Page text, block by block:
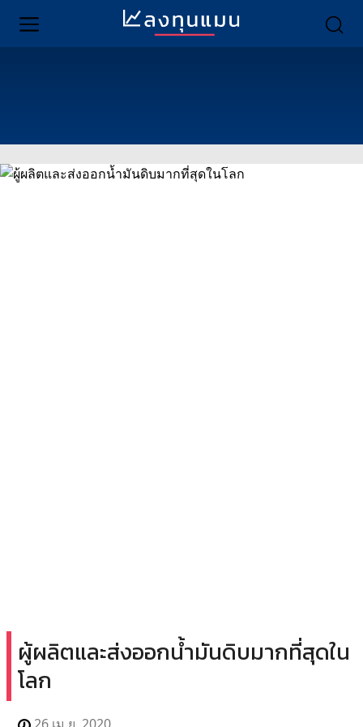
ผู้ผลิตและส่งออกน้ำมันดิบมากที่สุดใน
โลก